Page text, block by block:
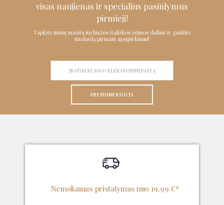
visas naujienas ir specialius pasiūlymus
pirmieji!
Tapkite mūsų maistą mylinčios itališkos šeimos dalimi ir gaukite
nuolaidą pirmam apsipirkimui!
PRENUMERUOTI
Nemokamas pristatymas nuo 19,99 €*